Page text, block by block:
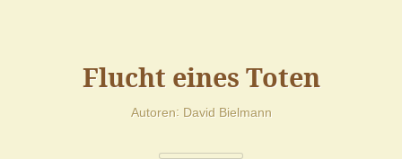
Flucht eines Toten
Autoren David Bielmann